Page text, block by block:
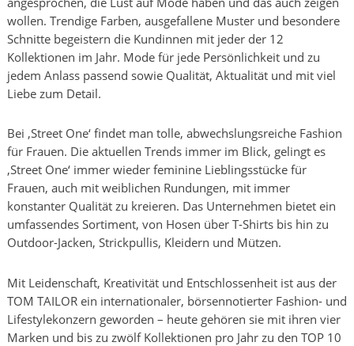
wollen. Trendige Farben, ausgefallene Muster und besondere
Schnitte begeistern die Kundinnen mit jeder der 12
Kollektionen im Jahr. Mode für jede Persönlichkeit und zu
jedem Anlass passend sowie Qualität, Aktualität und mit viel
Liebe zum Detail.
Bei ‚Street One‘ findet man tolle, abwechslungsreiche Fashion
für Frauen. Die aktuellen Trends immer im Blick, gelingt es
‚Street One‘ immer wieder feminine Lieblingsstücke für
Frauen, auch mit weiblichen Rundungen, mit immer
konstanter Qualität zu kreieren. Das Unternehmen bietet ein
umfassendes Sortiment, von Hosen über T-Shirts bis hin zu
Outdoor-Jacken, Strickpullis, Kleidern und Mützen.
Mit Leidenschaft, Kreativität und Entschlossenheit ist aus der
TOM TAILOR ein internationaler, börsennotierter Fashion- und
Lifestylekonzern geworden – heute gehören sie mit ihren vier
Marken und bis zu zwölf Kollektionen pro Jahr zu den TOP 10